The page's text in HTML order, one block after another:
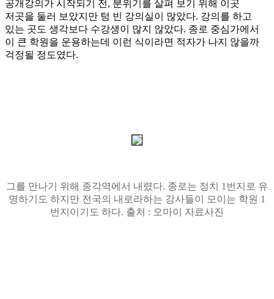
공개강의가 시작되기 전 , 분위기를 살펴 보기 위해 이곳
저곳을 둘러 보았지만 텅 빈 강의실이 많았다. 강의를 하고
있는 곳도 생각보다 수강생이 많지 않았다. 종로 중심가에서
이 큰 학원을 운용하는데 이런 식이라면 적자가 나지 않을까
걱정될 정도였다.
그를 만나기 위해 종각역에서 내렸다. 종로는 정치 1 번지로 유
명하기도 하지만 전국의 내로라하는 강사들이 모이는 학원 1
번지이기도 하다. 출처 : 오마이 자료사진